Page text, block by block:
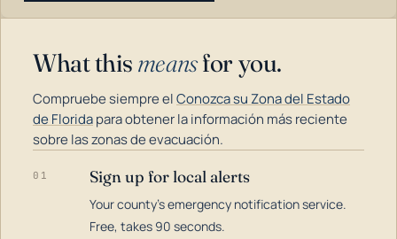
What this meansfor you.
Compruebe siempre elConozca su Zona del Estado
de Floridapara obtener la información más reciente
sobre las zonas de evacuación.
01 Sign up for local alerts
Your county's emergency notification service.
Free, takes 90 seconds.